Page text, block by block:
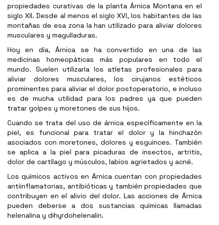
propiedades curativas de la planta Árnica Montana en el
siglo XII. Desde al menos el siglo XVI, los habitantes de las
montañas de esa zona la han utilizado para aliviar dolores
musculares y magulladuras.
Hoy en día, Árnica se ha convertido en una de las
medicinas homeopáticas más populares en todo el
mundo. Suelen utilizarla los atletas profesionales para
aliviar dolores musculares, los cirujanos estéticos
prominentes para aliviar el dolor postoperatorio, e incluso
es de mucha utilidad para los padres ya que pueden
tratar golpes y moretones de sus hijos.
Cuando se trata del uso de árnica específicamente en la
piel, es funcional para tratar el dolor y la hinchazón
asociados con moretones, dolores y esguinces. También
se aplica a la piel para picaduras de insectos, artritis,
dolor de cartílago y músculos, labios agrietados y acné.
Los químicos activos en Árnica cuentan con propiedades
antiinflamatorias, antibióticas y también propiedades que
contribuyen en el alivio del dolor. Las acciones de Árnica
pueden deberse a dos sustancias químicas llamadas
helenalina y dihyrdohelenalin.